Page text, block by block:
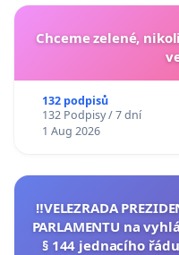
Chceme zelené,
132 podpisů
132 Podpisy / 7 dní
1 Aug 2026
‼️VELEZRADA
PARLAMENTU na
§ 144 jednacího